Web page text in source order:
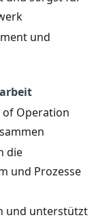
und
of Operation
die
und Prozesse
und unterstützt